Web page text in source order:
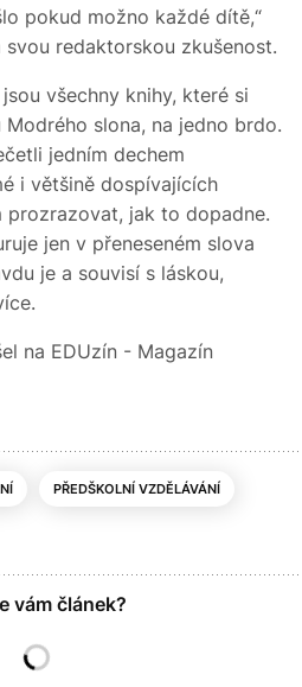
pokud možno každé dítě,“
redaktorskou zkušenost.
všechny knihy, které si
slona, na jedno brdo.
jedním dechem
i většině dospívajících
prozrazovat, jak to dopadne.
jen v přeneseném slova
je a souvisí s láskou,
na EDUzín - Magazín
PŘEDŠKOLNÍ VZDĚLÁVÁNÍ
vám článek?